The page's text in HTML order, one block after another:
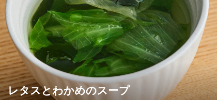
レタスとわかめのスープ